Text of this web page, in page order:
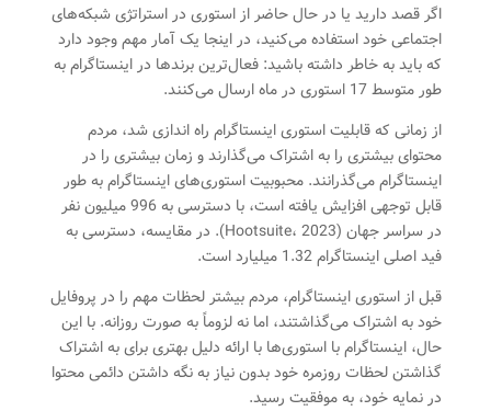
اگر قصد دارید یا در حال حاضر از استوری در استراتژی شبکه‌های
اجتماعی خود استفاده می‌کنید، در اینجا یک آمار مهم وجود دارد
که باید به خاطر داشته باشید: فعال‌ترین برندها در اینستاگرام به
طور متوسط ​​17 استوری در ماه ارسال می‌کنند.
از زمانی که قابلیت استوری اینستاگرام راه اندازی شد، مردم
محتوای بیشتری را به اشتراک می‌گذارند و زمان بیشتری را در
اینستاگرام می‌گذرانند. محبوبیت استوری‌های اینستاگرام به طور
قابل توجهی افزایش یافته است، با دسترسی به 996 میلیون نفر
در سراسر جهان (Hootsuite، 2023). در مقایسه، دسترسی به
فید اصلی اینستاگرام 1.32 میلیارد است.
قبل از استوری اینستاگرام، مردم بیشتر لحظات مهم را در پروفایل
خود به اشتراک می‌گذاشتند، اما نه لزوماً به صورت روزانه. با این
حال، اینستاگرام با استوری‌ها با ارائه دلیل بهتری برای به اشتراک
گذاشتن لحظات روزمره خود بدون نیاز به نگه داشتن دائمی محتوا
در نمایه خود، به موفقیت رسید.